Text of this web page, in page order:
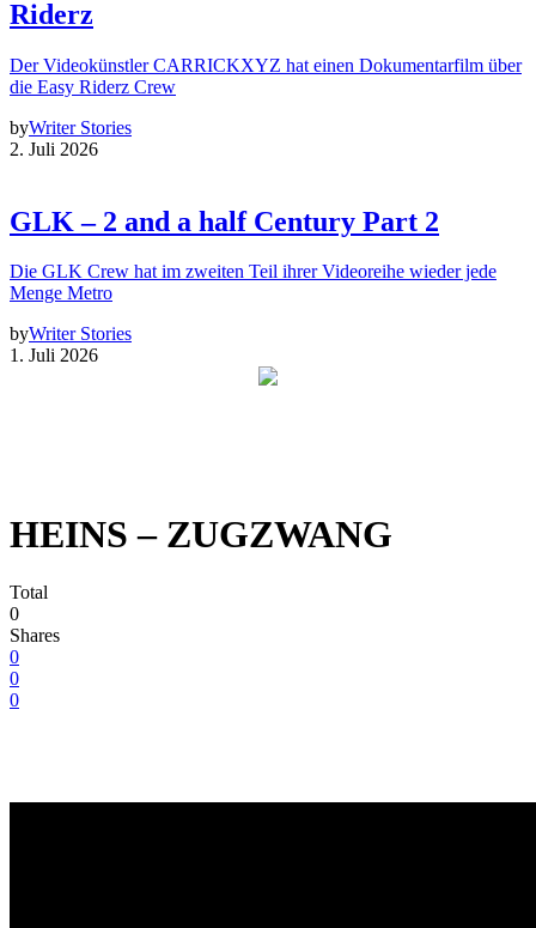
Riderz
Der Videokünstler CARRICKXYZ hat einen Dokumentarfilm über
die Easy Riderz Crew
byWriter Stories
2. Juli 2026
GLK – 2 and a half Century Part 2
Die GLK Crew hat im zweiten Teil ihrer Videoreihe wieder jede
Menge Metro
byWriter Stories
1. Juli 2026
HEINS – ZUGZWANG
Total
0
Shares
0
0
0